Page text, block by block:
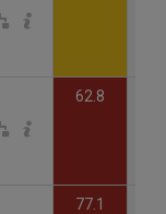
62.8
77.1